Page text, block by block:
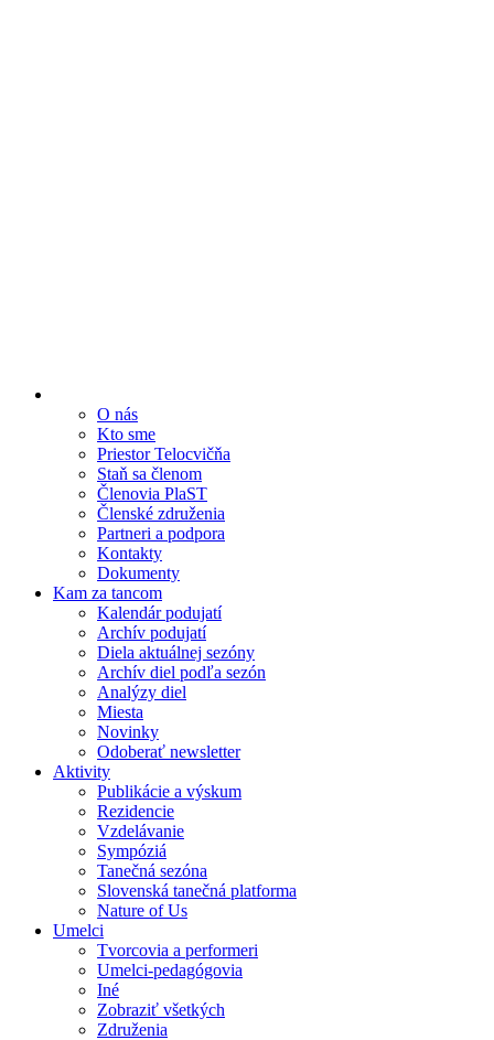
O nás
Kto sme
Priestor Telocvičňa
Staň sa členom
Členovia PlaST
Členské združenia
Partneri a podpora
Kontakty
Dokumenty
Kam za tancom
Kalendár podujatí
Archív podujatí
Diela aktuálnej sezóny
Archív diel podľa sezón
Analýzy diel
Miesta
Novinky
Odoberať newsletter
Aktivity
Publikácie a výskum
Rezidencie
Vzdelávanie
Sympóziá
Tanečná sezóna
Slovenská tanečná platforma
Nature of Us
Umelci
Tvorcovia a performeri
Umelci-pedagógovia
Iné
Zobraziť všetkých
Združenia